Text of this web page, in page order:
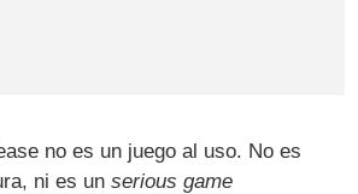
no es un juego al uso. No es
ni es unserious game